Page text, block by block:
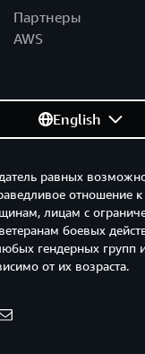
Партнеры
AWS
English
равных
отношение к
лицам с
боевых
гендерных групп
от их возраста.